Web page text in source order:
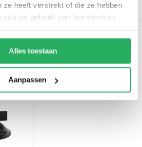
ze heeft verstrekt of die ze hebben
van uw gebruik van hun services.
Alles toestaan
Aanpassen